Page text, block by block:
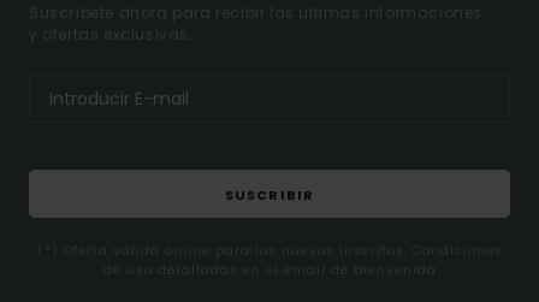
Suscríbete ahora para recibir las ultimas informaciones
y ofertas exclusivas.
SUSCRIBIR
(*) Oferta valida online para los nuevos inscritos. Condiciones
de uso detalladas en el email de bienvenida